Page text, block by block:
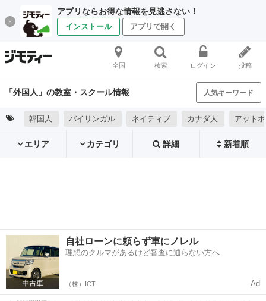
アプリならお得な情報を見逃さない！
インストール アプリで開く
全国 検索 ログイン 投稿
「外国人」の教室・スクール情報 人気キーワード
韓国人 バイリンガル ネイティブ カナダ人 アット
エリア カテゴリ 詳細 新着順
自社ローンに頼らず車にノレル
理想のクルマがあるけど審査に通らない方へ
（株）ICT Ad